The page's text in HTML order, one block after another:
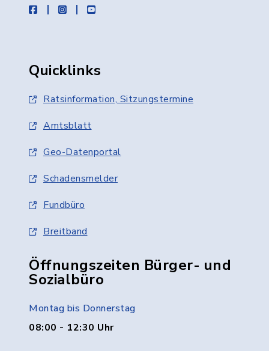
facebookinstagramyoutube
Quicklinks
Ratsinformation, Sitzungstermine
Amtsblatt
Geo-Datenportal
Schadensmelder
Fundbüro
Breitband
Öffnungszeiten Bürger- und
Sozialbüro
Montag bis Donnerstag
08:00 - 12:30 Uhr